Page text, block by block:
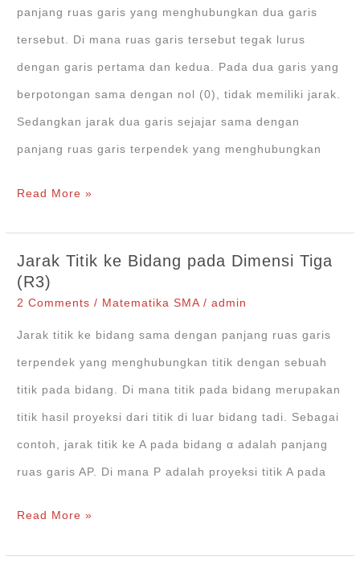
Tiga
+Contoh
Soal
dan
Pembahasan
panjang ruas garis yang menghubungkan dua garis
tersebut. Di mana ruas garis tersebut tegak lurus
dengan garis pertama dan kedua. Pada dua garis yang
berpotongan sama dengan nol (0), tidak memiliki jarak.
Sedangkan jarak dua garis sejajar sama dengan
panjang ruas garis terpendek yang menghubungkan
Jarak
Garis
pada
Kubus
ABCD
EFGH
Read More »
Jarak Titik ke Bidang pada Dimensi Tiga
(R3)
2 Comments / Matematika SMA /admin
Jarak titik ke bidang sama dengan panjang ruas garis
terpendek yang menghubungkan titik dengan sebuah
titik pada bidang. Di mana titik pada bidang merupakan
titik hasil proyeksi dari titik di luar bidang tadi. Sebagai
contoh, jarak titik ke A pada bidang α adalah panjang
ruas garis AP. Di mana P adalah proyeksi titik A pada
Jarak
Read More »